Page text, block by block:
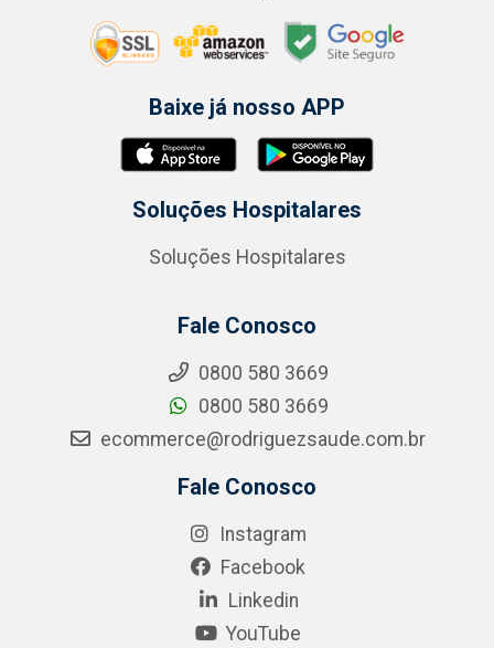
Baixe já nosso APP
Soluções Hospitalares
Soluções Hospitalares
Fale Conosco
0800 580 3669
0800 580 3669
ecommerce@rodriguezsaude.com.br
Fale Conosco
Instagram
Facebook
Linkedin
YouTube